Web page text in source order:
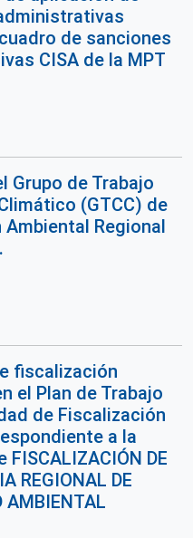
de sanciones
CISA de la MPT
Grupo de Trabajo
(GTCC) de
Ambiental Regional
fiscalización
el Plan de Trabajo
de Fiscalización
a la
DE
REGIONAL DE
AMBIENTAL